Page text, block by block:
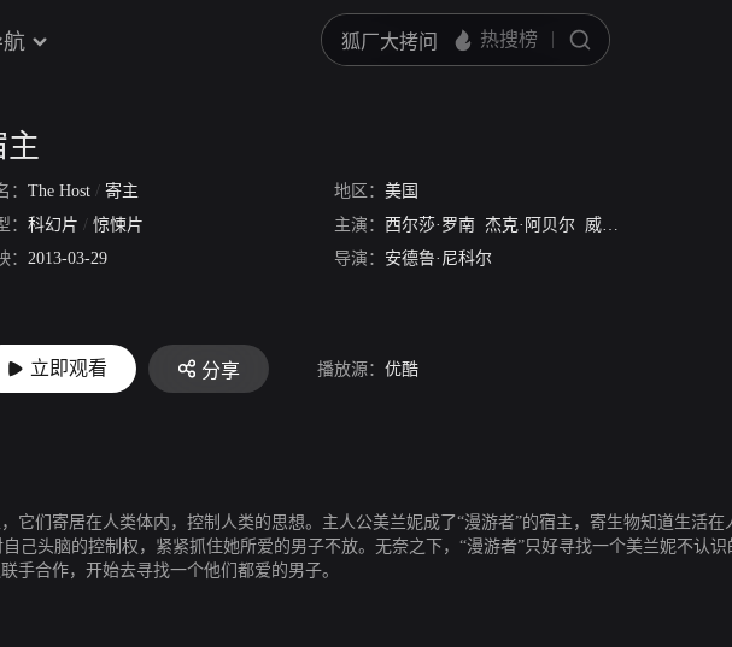
航
主
： The Host / 寄主 地区： 美国
： 科幻片 / 惊悚片 主演： 西尔莎·罗南 杰克·阿贝尔 威廉·赫特
： 2013-03-29 导演： 安德鲁·尼科尔
立即观看 分享 播放源： 优酷
它们寄居在人类体内，控制人类的思想。主人公美兰妮成了“漫游者”的宿主，寄生物知道生活
己头脑的控制权，紧紧抓住她所爱的男子不放。无奈之下，“漫游者”只好寻找一个美兰妮不认
手合作，开始去寻找一个他们都爱的男子。